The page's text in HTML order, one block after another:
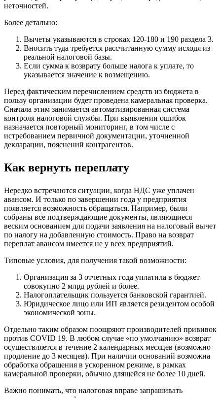
неточностей.
Более детально:
Вычеты указываются в строках 120-180 и 190 раздела 3.
Вносить туда требуется рассчитанную сумму исходя из
реальной налоговой базы.
Если сумма к возврату больше налога к уплате, то
указывается значение к возмещению.
Перед фактическим перечислением средств из бюджета в
пользу организации будет проведена камеральная проверка.
Сначала этим занимается автоматизированная система
контроля налоговой службы. При выявлении ошибок
назначается повторный мониторинг, в том числе с
истребованием первичной документации, уточненной
декларации, пояснений контрагентов.
Как вернуть переплату
Нередко встречаются ситуации, когда НДС уже уплачен
авансом. И только по завершении года у предприятия
появляется возможность обращаться. Например, были
собраны все подтверждающие документы, являющиеся
веским основанием для подачи заявления на налоговый вычет
по налогу на добавленную стоимость. Право на возврат
переплат авансом имеется не у всех предприятий.
Типовые условия, для получения такой возможности:
Организация за 3 отчетных года уплатила в бюджет
совокупно 2 млрд рублей и более.
Налогоплательщик пользуется банковской гарантией.
Юридическое лицо или ИП является резидентом особой
экономической зоны.
Отдельно таким образом поощряют производителей прививок
против COVID 19. В любом случае «по умолчанию» возврат
осуществляется в течение 2 календарных месяцев (возможно
продление до 3 месяцев). При наличии оснований возможна
обработка обращения в ускоренном режиме, в рамках
камеральной проверки, обычно длящейся не более 10 дней.
Важно понимать, что налоговая вправе запрашивать